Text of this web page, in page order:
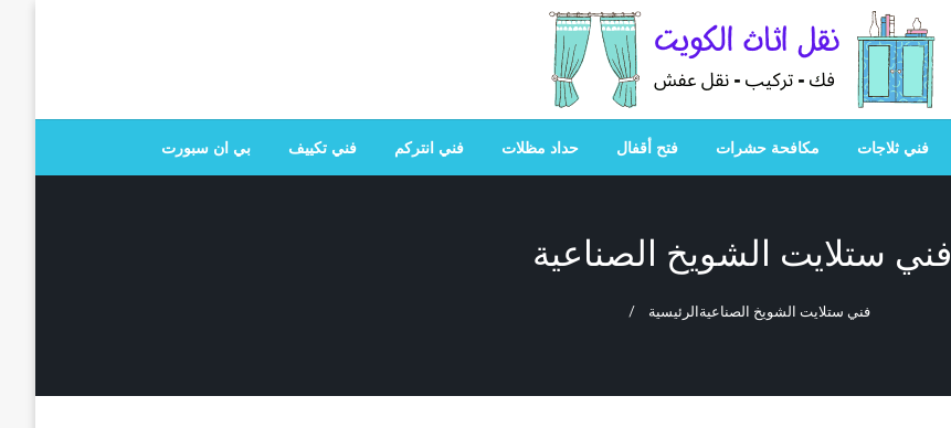
هل تبحث
هل تبحث عن أفضل خدمات بالكويت؟ خدمة فك نقل تركيب صيانة تصليح جميع الخدمات المنزلية في الكويت
فني ثلاجات مكافحة حشرات فتح أقفال حداد مظلات فني انتركم فني تكييف بي ان سبورت
فني ستلايت الشويخ الصناعية
الرئيسية فني ستلايت الشويخ الصناعية